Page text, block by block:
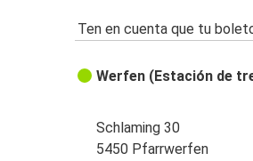
Ten en cuenta que tu
Werfen (Estación de
Schlaming 30
5450 Pfarrwerfen